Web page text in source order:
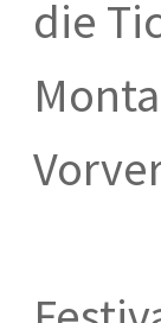
die